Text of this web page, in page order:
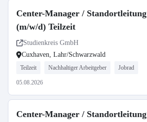
Center-Manager / Standortleitung
(m/w/d) Teilzeit
Studienkreis GmbH
Cuxhaven, Lahr/Schwarzwald
Teilzeit Nachhaltiger Arbeitgeber Jobrad
05.08.2026
Center-Manager / Standortleitung